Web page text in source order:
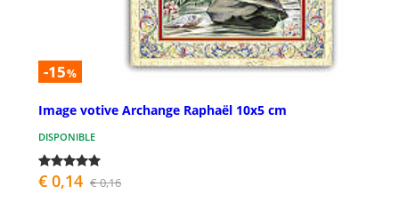
-15%
Image votive Archange Raphaël 10x5 cm
DISPONIBLE
€ 0,14 € 0,16